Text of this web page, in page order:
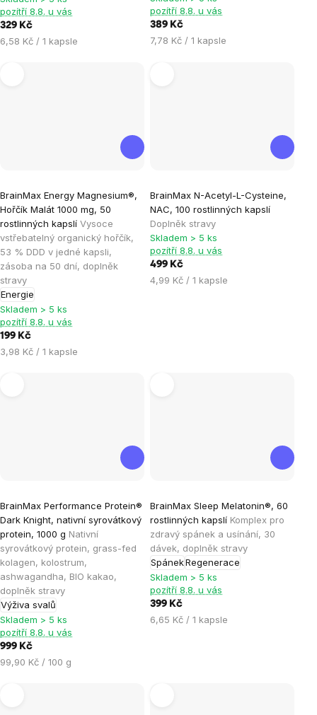
hvězdiček.
pozítří 8.8. u vás
329 Kč
Měrná
6,58 Kč / 1 kapsle
hvězdiček.
pozítří 8.8. u vás
389 Kč
Měrná
7,78 Kč / 1 kapsle
BrainMax Energy Magnesium®,
Hořčík Malát 1000 mg, 50
rostlinných kapslí Vysoce
vstřebatelný organický hořčík,
53 % DDD v jedné kapsli,
zásoba na 50 dní, doplněk
stravy
Energie
hodnocení
produktu
je
5,0
z
5
hvězdiček.
Skladem > 5 ks
pozítří 8.8. u vás
199 Kč
Měrná
3,98 Kč / 1 kapsle
BrainMax N-Acetyl-L-Cysteine,
NAC, 100 rostlinných kapslí
Doplněk stravy
hodnocení
produktu
je
4,9
z
5
Skladem > 5 ks
pozítří 8.8. u vás
499 Kč
Měrná
4,99 Kč / 1 kapsle
BrainMax Performance Protein®
Dark Knight, nativní syrovátkový
protein, 1000 g Nativní
syrovátkový protein, grass-fed
kolagen, kolostrum,
ashwagandha, BIO kakao,
doplněk stravy
Výživa svalů
hodnocení
produktu
je
4,9
z
5
hvězdiček.
Skladem > 5 ks
pozítří 8.8. u vás
999 Kč
Měrná
99,90 Kč / 100 g
BrainMax Sleep Melatonin®, 60
rostlinných kapslí Komplex pro
zdravý spánek a usínání, 30
dávek, doplněk stravy
SpánekRegenerace
hodnocení
produktu
je
4,5
z
5
hvězdiček.
Skladem > 5 ks
pozítří 8.8. u vás
399 Kč
Měrná
6,65 Kč / 1 kapsle